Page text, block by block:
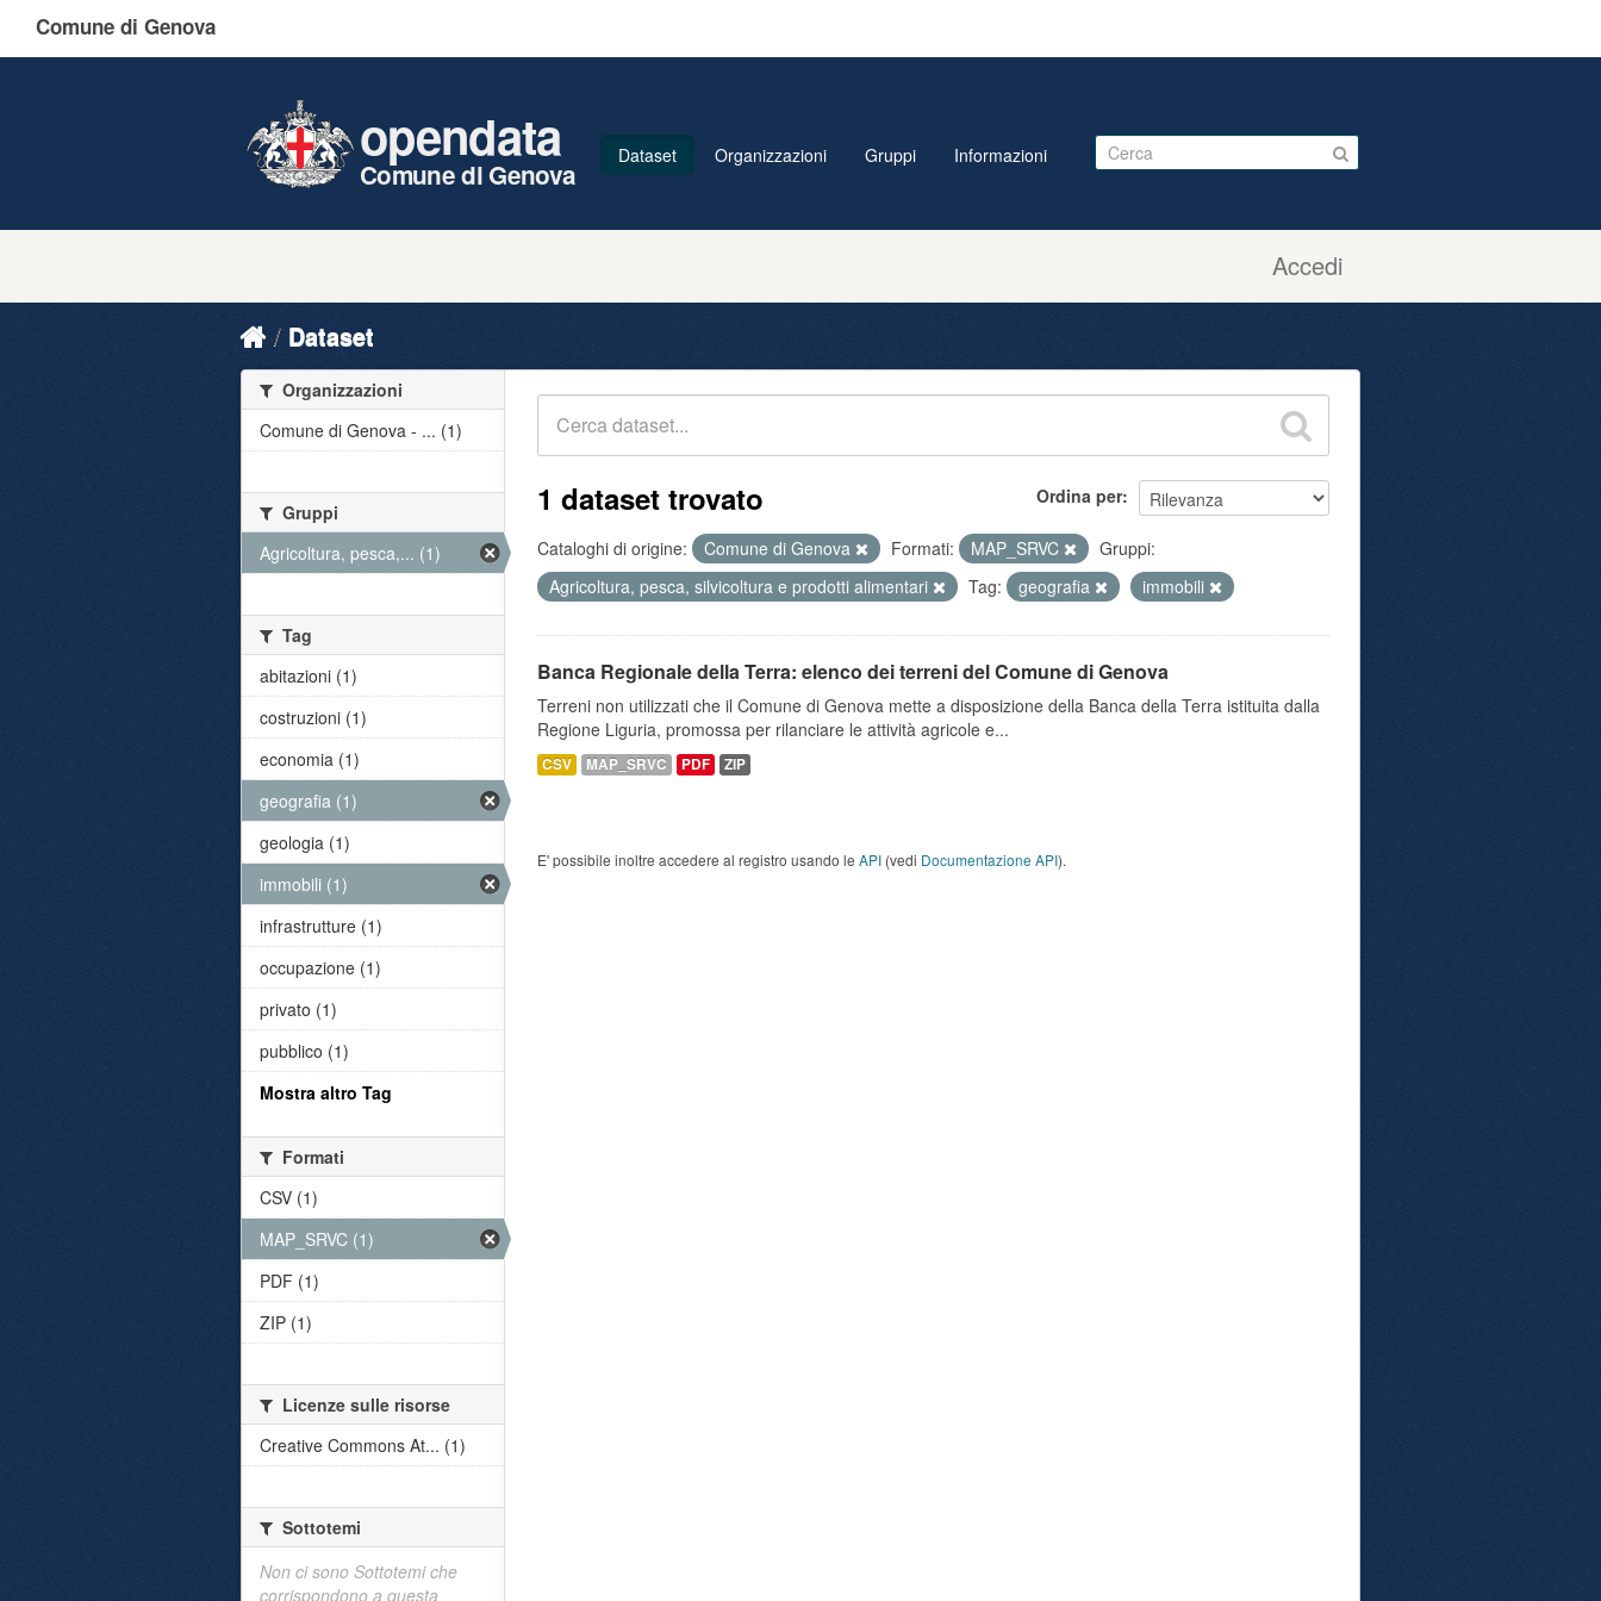
Comune di Genova
Accedi
opendata
Comune di Genova
Dataset Organizzazioni Gruppi Informazioni
Dataset
Ordina per
1 dataset trovato
Cataloghi di origine: Comune di Genova Formati: MAP_SRVC
Gruppi:
Agricoltura, pesca, silvicoltura e prodotti alimentari
Tag: geografia immobili
Banca Regionale della Terra: elenco dei terreni del Comune di Genova
Terreni non utilizzati che il Comune di Genova mette a disposizione della Banca della Terra istituita dalla
Regione Liguria, promossa per rilanciare le attività agricole e...
CSV MAP_SRVC PDF ZIP
E' possibile inoltre accedere al registro usando le API (vedi Documentazione API).
Organizzazioni
Comune di Genova - ... (1)
Gruppi
Agricoltura, pesca,... (1)
Tag
abitazioni (1)
costruzioni (1)
economia (1)
geografia (1)
geologia (1)
immobili (1)
infrastrutture (1)
occupazione (1)
privato (1)
pubblico (1)
Mostra altro Tag
Formati
CSV (1)
MAP_SRVC (1)
PDF (1)
ZIP (1)
Licenze sulle risorse
Creative Commons At... (1)
Sottotemi
Non ci sono Sottotemi che
corrispondono a questa